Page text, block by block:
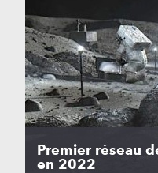
Premier réseau
en 2022